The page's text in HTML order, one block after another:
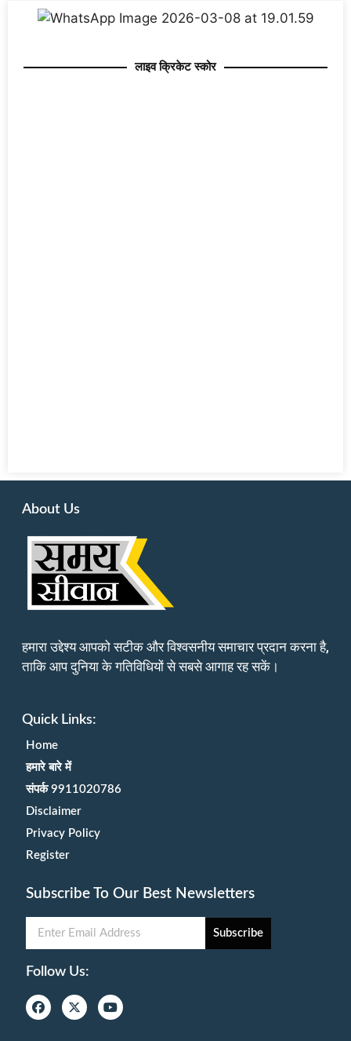
लाइव क्रिकेट स्कोर
About Us
हमारा उद्देश्य आपको सटीक और विश्वसनीय समाचार प्रदान करना है,
ताकि आप दुनिया के गतिविधियों से सबसे आगाह रह सकें।
Quick Links:
Home
हमारे बारे में
संपर्क 9911020786
Disclaimer
Privacy Policy
Register
Subscribe To Our Best Newsletters
Subscribe
Follow Us: